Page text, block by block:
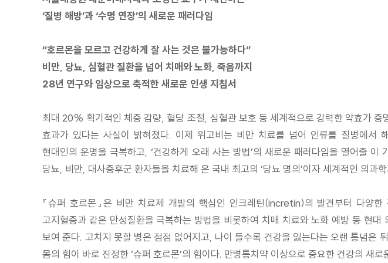
‘질병 해방’과 ‘수명 연장’의 새로운 패러다임
“호르몬을 모르고 건강하게 잘 사는 것은 불가능하다”
비만, 당뇨, 심혈관 질환을 넘어 치매와 노화, 죽음까지
28년 연구와 임상으로 축적한 새로운 인생 지침서
최대 20% 획기적인 체중 감량, 혈당 조절, 심혈관 보호 등 세계적으로 강력한 약효가
효과가 있다는 사실이 밝혀졌다. 이제 위고비는 비만 치료를 넘어 인류를 질병에서
현대인의 운명을 극복하고, ‘건강하게 오래 사는 방법’의 새로운 패러다임을 열어줄
당뇨, 비만, 대사증후군 환자들을 치료해 온 국내 최고의 ‘당뇨 명의’이자 세계적인 의
『슈퍼 호르몬』은 비만 치료제 개발의 핵심인 인크레틴(incretin)의 발견부터 다양
고지혈증과 같은 만성질환을 극복하는 방법을 비롯하여 치매 치료와 노화 예방 등 현
보여 준다. 고치지 못할 병은 점점 없어지고, 나이 들수록 건강을 잃는다는 오랜 통념은
몸의 힘이 바로 진정한 ‘슈퍼 호르몬’의 힘이다. 만병통치약 이상으로 중요한 건강의 새